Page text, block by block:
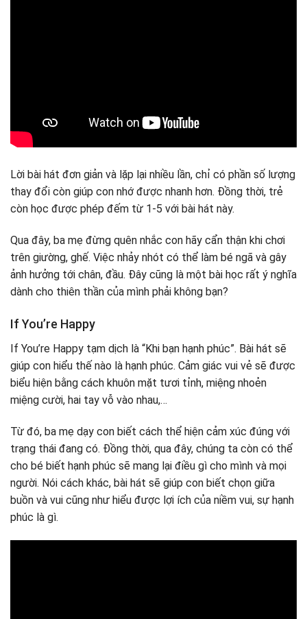
Lời bài hát đơn giản và lặp lại nhiều lần, chỉ có phần số lượng
thay đổi còn giúp con nhớ được nhanh hơn. Đồng thời, trẻ
còn học được phép đếm từ 1-5 với bài hát này.
Qua đây, ba mẹ đừng quên nhắc con hãy cẩn thận khi chơi
trên giường, ghế. Việc nhảy nhót có thể làm bé ngã và gây
ảnh hưởng tới chân, đầu. Đây cũng là một bài học rất ý nghĩa
dành cho thiên thần của mình phải không bạn?
If You’re Happy
If You’re Happy tạm dịch là “Khi bạn hạnh phúc”. Bài hát sẽ
giúp con hiểu thế nào là hạnh phúc. Cảm giác vui vẻ sẽ được
biểu hiện bằng cách khuôn mặt tươi tỉnh, miệng nhoẻn
miệng cười, hai tay vỗ vào nhau,…
Từ đó, ba mẹ dạy con biết cách thể hiện cảm xúc đúng với
trạng thái đang có. Đồng thời, qua đây, chúng ta còn có thể
cho bé biết hạnh phúc sẽ mang lại điều gì cho mình và mọi
người. Nói cách khác, bài hát sẽ giúp con biết chọn giữa
buồn và vui cũng như hiểu được lợi ích của niềm vui, sự hạnh
phúc là gì.